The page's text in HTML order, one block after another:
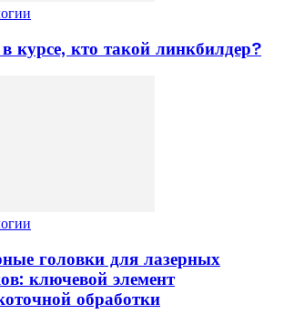
курсе, кто такой линкбилдер?
головки для лазерных
ключевой элемент
обработки